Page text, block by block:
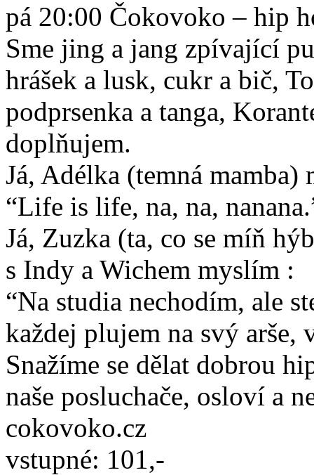
pá 20:00 Čokovoko – hip
Sme jing a jang zpívající
hrášek a lusk, cukr a bič,
podprsenka a tanga,
doplňujem.
Já, Adélka (temná mamba)
“Life is life, na, na,
Já, Zuzka (ta, co se míň
s Indy a Wichem myslím :
“Na studia nechodím, ale
každej plujem na svý arše,
Snažíme se dělat dobrou
naše posluchače, osloví a
cokovoko.cz
vstupné: 101,-